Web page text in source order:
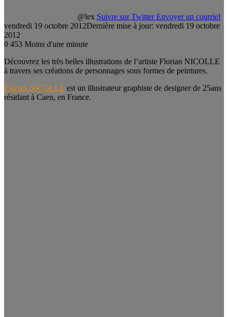
@lex Suivre sur Twitter Envoyer un courriel
vendredi 19 octobre 2012Dernière mise à jour: vendredi 19 octobre
2012
0 453 Moins d'une minute
Découvrez les très belles illustrations de l’artiste Florian NICOLLE
à travers ses créations de personnages sous formes de peintures.
Florian NICOLLE est un illustrateur graphiste de designer de 25ans
résidant à Caen, en France.